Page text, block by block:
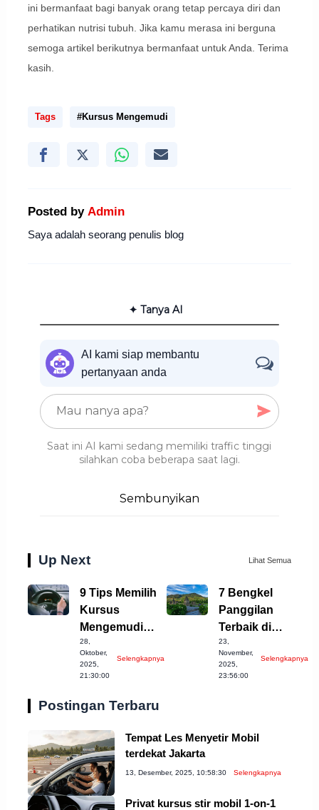
ini bermanfaat bagi banyak orang tetap percaya diri dan
perhatikan nutrisi tubuh. Jika kamu merasa ini berguna
semoga artikel berikutnya bermanfaat untuk Anda. Terima
kasih.
Tags #Kursus Mengemudi
Posted by Admin
Saya adalah seorang penulis blog
✦ Tanya AI
AI kami siap membantu
pertanyaan anda
Saat ini AI kami sedang memiliki traffic tinggi
silahkan coba beberapa saat lagi.
Sembunyikan
Up Next Lihat Semua
9 Tips Memilih
Kursus
Mengemudi
Mobil Terbaik di
Cilegon
28,
Oktober,
2025,
21:30:00
Selengkapnya
7 Bengkel
Panggilan
Terbaik di
Wonosobo
untuk Anda!
23,
November,
2025,
23:56:00
Selengkapnya
Postingan Terbaru
Tempat Les Menyetir Mobil
terdekat Jakarta
13, Desember, 2025, 10:58:30 Selengkapnya
Privat kursus stir mobil 1-on-1